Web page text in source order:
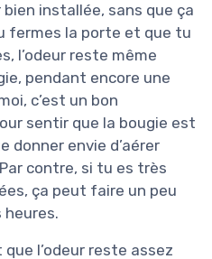
installée, sans que ça
fermes la porte et que tu
l’odeur reste même
pendant encore une
c’est un bon
sentir que la bougie est
donner envie d’aérer
contre, si tu es très
ça peut faire un peu
que l’odeur reste assez